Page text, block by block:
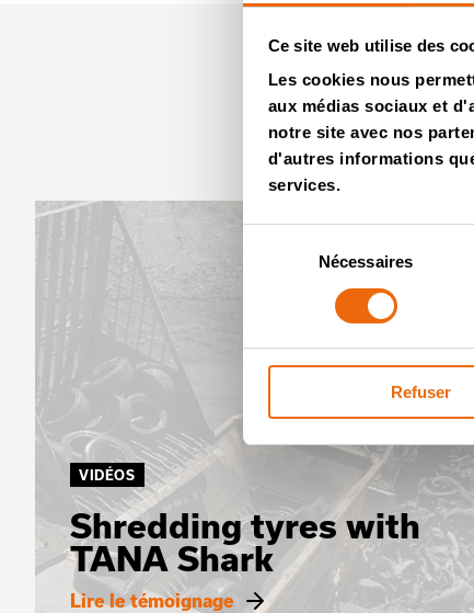
Ce site web utilise des
Les cookies nous
aux médias sociaux et
notre site avec nos
d'autres informations
services.
consentement
Nécessaires
Refuser
VIDÉOS
Shredding tyres with
TANA Shark
Lire le témoignage